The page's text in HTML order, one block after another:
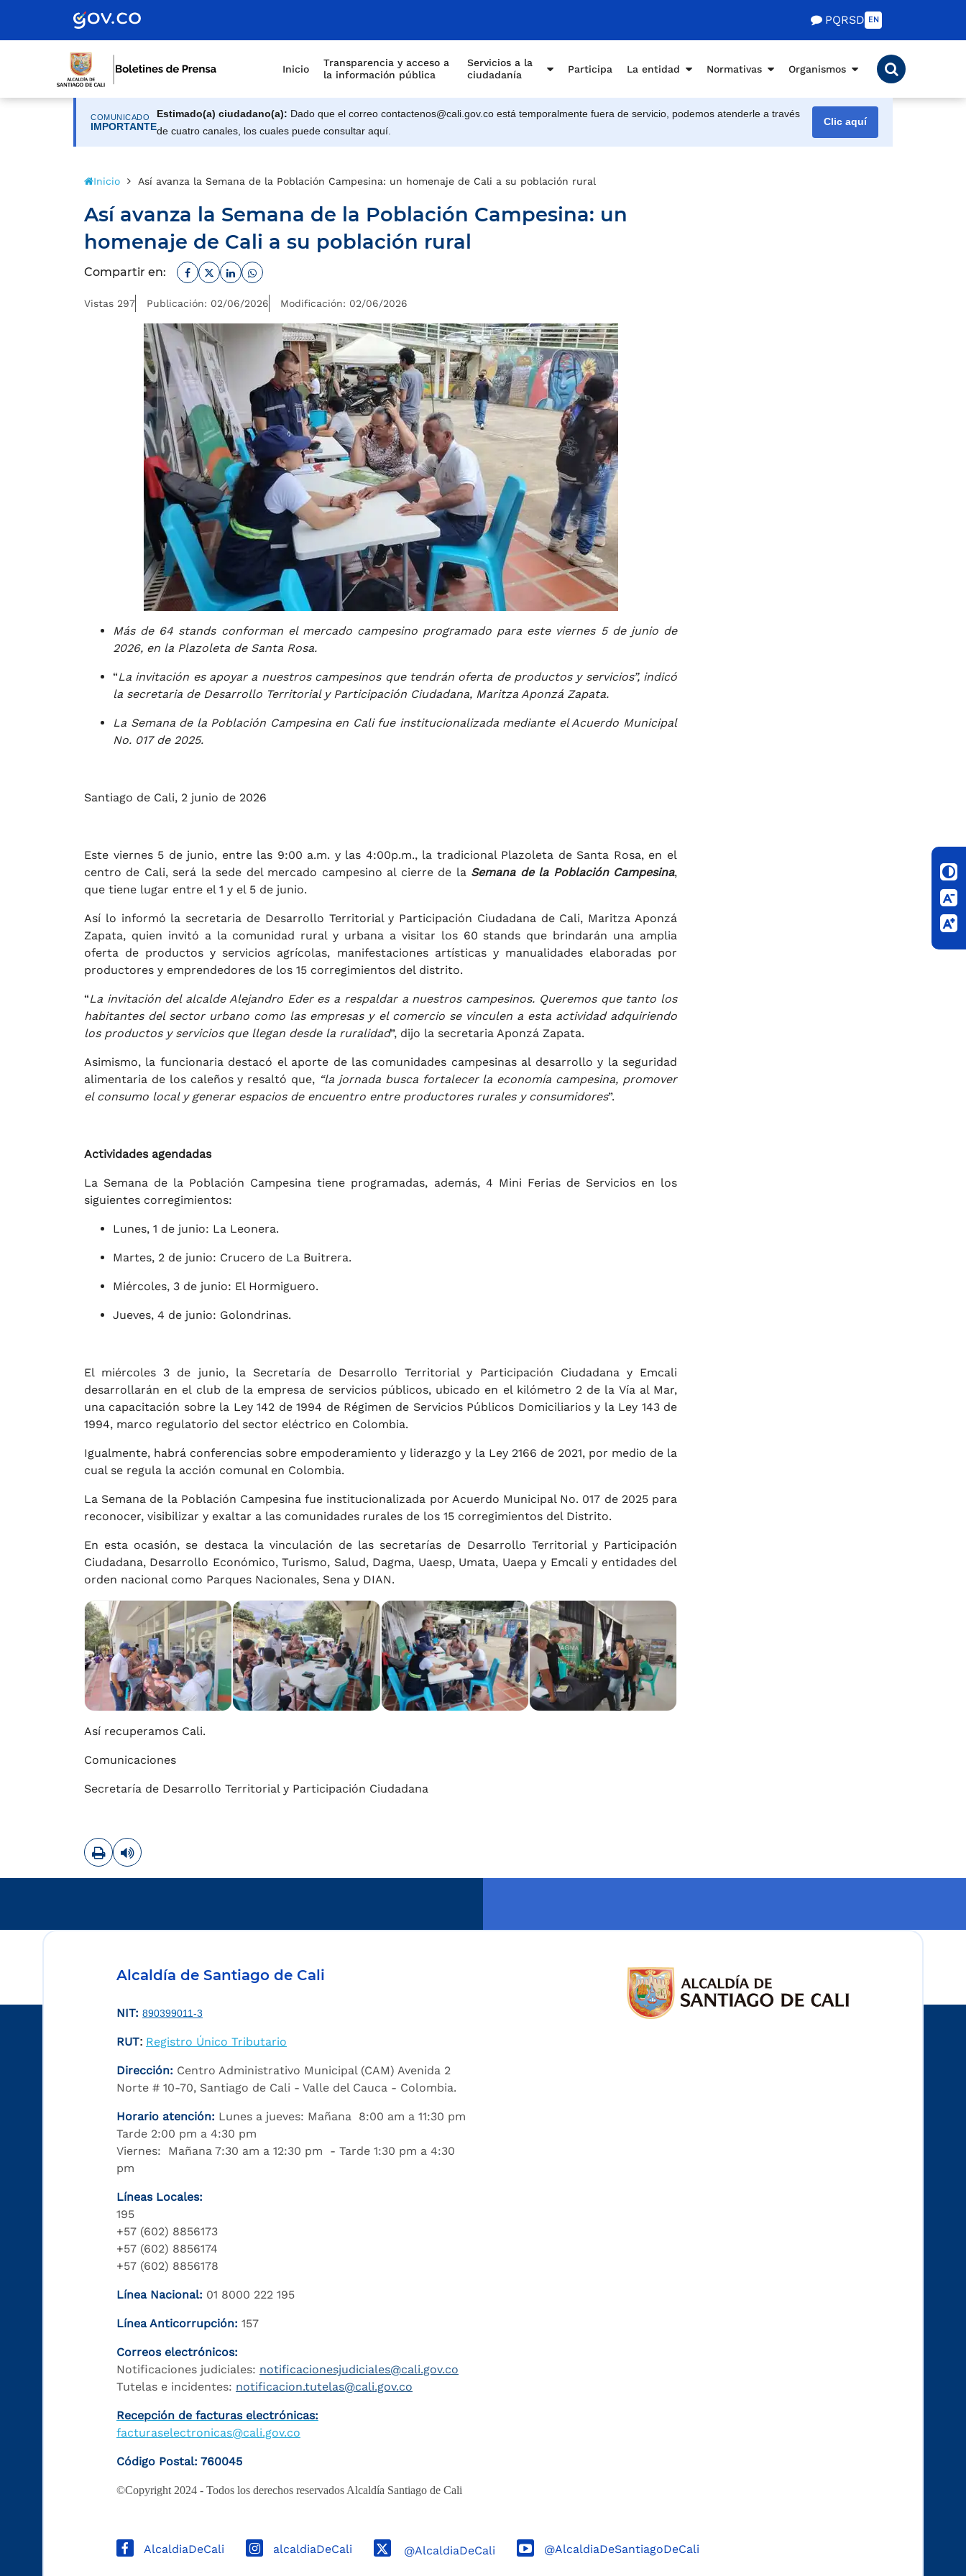
PQRSD EN
Inicio
Transparencia y acceso a
la información pública
Servicios a la
ciudadanía
Participa La entidad Normativas Organismos
COMUNICADO
IMPORTANTE
Estimado(a) ciudadano(a): Dado que el correo contactenos@cali.gov.co está temporalmente fuera de servicio, podemos atenderle a través
de cuatro canales, los cuales puede consultar aquí.
Clic aquí
Inicio Así avanza la Semana de la Población Campesina: un homenaje de Cali a su población rural
Así avanza la Semana de la Población Campesina: un
homenaje de Cali a su población rural
Compartir en: Facebook
TwitterLinkedinWhatsapp
Vistas 297 Publicación: 02/06/2026 Modificación: 02/06/2026
Más de 64 stands conforman el mercado campesino programado para este viernes 5 de junio de
2026, en la Plazoleta de Santa Rosa.
“La invitación es apoyar a nuestros campesinos que tendrán oferta de productos y servicios”, indicó
la secretaria de Desarrollo Territorial y Participación Ciudadana, Maritza Aponzá Zapata.
La Semana de la Población Campesina en Cali fue institucionalizada mediante el Acuerdo Municipal
No. 017 de 2025.
Santiago de Cali, 2 junio de 2026
Este viernes 5 de junio, entre las 9:00 a.m. y las 4:00p.m., la tradicional Plazoleta de Santa Rosa, en el
centro de Cali, será la sede del mercado campesino al cierre de la Semana de la Población Campesina,
que tiene lugar entre el 1 y el 5 de junio.
Así lo informó la secretaria de Desarrollo Territorial y Participación Ciudadana de Cali, Maritza Aponzá
Zapata, quien invitó a la comunidad rural y urbana a visitar los 60 stands que brindarán una amplia
oferta de productos y servicios agrícolas, manifestaciones artísticas y manualidades elaboradas por
productores y emprendedores de los 15 corregimientos del distrito.
“La invitación del alcalde Alejandro Eder es a respaldar a nuestros campesinos. Queremos que tanto los
habitantes del sector urbano como las empresas y el comercio se vinculen a esta actividad adquiriendo
los productos y servicios que llegan desde la ruralidad”, dijo la secretaria Aponzá Zapata.
Asimismo, la funcionaria destacó el aporte de las comunidades campesinas al desarrollo y la seguridad
alimentaria de los caleños y resaltó que, “la jornada busca fortalecer la economía campesina, promover
el consumo local y generar espacios de encuentro entre productores rurales y consumidores”.
Actividades agendadas
La Semana de la Población Campesina tiene programadas, además, 4 Mini Ferias de Servicios en los
siguientes corregimientos:
Lunes, 1 de junio: La Leonera.
Martes, 2 de junio: Crucero de La Buitrera.
Miércoles, 3 de junio: El Hormiguero.
Jueves, 4 de junio: Golondrinas.
El miércoles 3 de junio, la Secretaría de Desarrollo Territorial y Participación Ciudadana y Emcali
desarrollarán en el club de la empresa de servicios públicos, ubicado en el kilómetro 2 de la Vía al Mar,
una capacitación sobre la Ley 142 de 1994 de Régimen de Servicios Públicos Domiciliarios y la Ley 143 de
1994, marco regulatorio del sector eléctrico en Colombia.
Igualmente, habrá conferencias sobre empoderamiento y liderazgo y la Ley 2166 de 2021, por medio de la
cual se regula la acción comunal en Colombia.
La Semana de la Población Campesina fue institucionalizada por Acuerdo Municipal No. 017 de 2025 para
reconocer, visibilizar y exaltar a las comunidades rurales de los 15 corregimientos del Distrito.
En esta ocasión, se destaca la vinculación de las secretarías de Desarrollo Territorial y Participación
Ciudadana, Desarrollo Económico, Turismo, Salud, Dagma, Uaesp, Umata, Uaepa y Emcali y entidades del
orden nacional como Parques Nacionales, Sena y DIAN.
Así recuperamos Cali.
Comunicaciones
Secretaría de Desarrollo Territorial y Participación Ciudadana
ImprimirLeer contenido
Alcaldía de Santiago de Cali
NIT: 890399011-3
RUT: Registro Único Tributario
Dirección: Centro Administrativo Municipal (CAM) Avenida 2
Norte # 10-70, Santiago de Cali - Valle del Cauca - Colombia.
Horario atención: Lunes a jueves: Mañana 8:00 am a 11:30 pm
Tarde 2:00 pm a 4:30 pm
Viernes: Mañana 7:30 am a 12:30 pm - Tarde 1:30 pm a 4:30
pm
Líneas Locales:
195
+57 (602) 8856173
+57 (602) 8856174
+57 (602) 8856178
Línea Nacional: 01 8000 222 195
Línea Anticorrupción: 157
Correos electrónicos:
Notificaciones judiciales: notificacionesjudiciales@cali.gov.co
Tutelas e incidentes: notificacion.tutelas@cali.gov.co
Recepción de facturas electrónicas:
facturaselectronicas@cali.gov.co
Código Postal: 760045
©Copyright 2024 - Todos los derechos reservados Alcaldía Santiago de Cali
AlcaldiaDeCali alcaldiaDeCali @AlcaldiaDeCali @AlcaldiaDeSantiagoDeCali